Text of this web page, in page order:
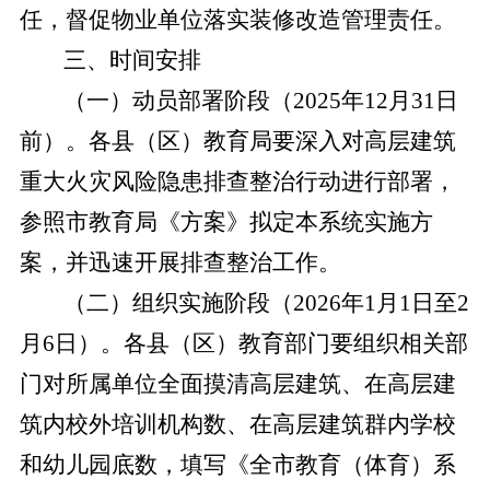
任，督促物业单位落实装修改造管理责任。
三、时间安排
（一）动员部署阶段（2025年12月31日
前）。 各县（区）教育局要深入对高层建筑
重大火灾风险隐患排查整治行动进行部署，
参照市教育局《方案》拟定本系统实施方
案，并迅速开展排查整治工作。
（二）组织实施阶段（2026年1月1日至2
月6日）。 各县（区）教育部门要组织相关部
门对所属单位全面摸清高层建筑、在高层建
筑内校外培训机构数、在高层建筑群内学校
和幼儿园底数，填写 《全市教育（体育）系